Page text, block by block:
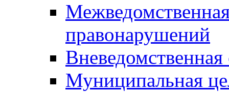
правонарушений
Вневедомственная
Муниципальная